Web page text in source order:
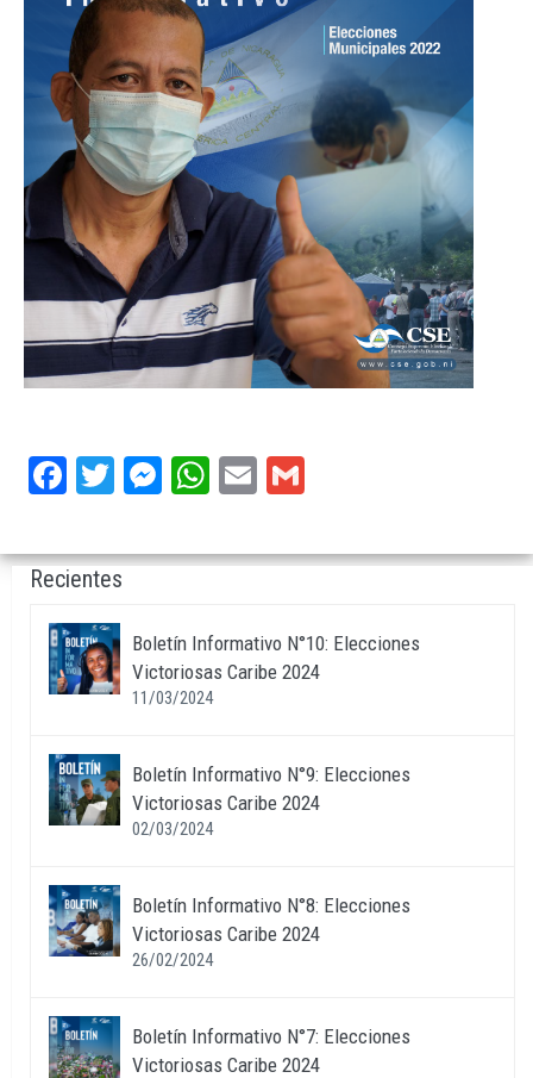
Facebook
TwitterMessenger
WhatsApp
Email
Recientes
Boletín Informativo N°10: Elecciones
Victoriosas Caribe 2024
11/03/2024
Boletín Informativo N°9: Elecciones
Victoriosas Caribe 2024
02/03/2024
Boletín Informativo N°8: Elecciones
Victoriosas Caribe 2024
26/02/2024
Boletín Informativo N°7: Elecciones
Victoriosas Caribe 2024